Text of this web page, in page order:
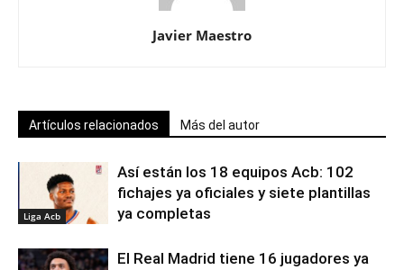
Javier Maestro
Artículos relacionados Más del autor
Liga Acb
Así están los 18 equipos Acb: 102
fichajes ya oficiales y siete plantillas
ya completas
El Real Madrid tiene 16 jugadores ya